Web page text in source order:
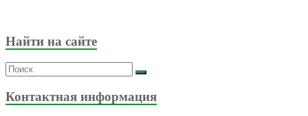
Найти на сайте
Контактная информация